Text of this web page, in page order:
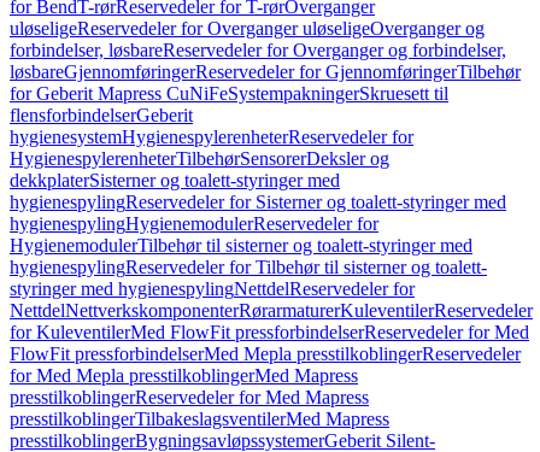
for BendT-rørReservedeler for T-rørOverganger
uløseligeReservedeler for Overganger uløseligeOverganger og
forbindelser, løsbareReservedeler for Overganger og forbindelser,
løsbareGjennomføringerReservedeler for GjennomføringerTilbehør
for Geberit Mapress CuNiFeSystempakningerSkruesett til
flensforbindelserGeberit
hygienesystemHygienespylerenheterReservedeler for
HygienespylerenheterTilbehørSensorerDeksler og
dekkplaterSisterner og toalett-styringer med
hygienespylingReservedeler for Sisterner og toalett-styringer med
hygienespylingHygienemodulerReservedeler for
HygienemodulerTilbehør til sisterner og toalett-styringer med
hygienespylingReservedeler for Tilbehør til sisterner og toalett-
styringer med hygienespylingNettdelReservedeler for
NettdelNettverkskomponenterRørarmaturerKuleventilerReservedeler
for KuleventilerMed FlowFit pressforbindelserReservedeler for Med
FlowFit pressforbindelserMed Mepla presstilkoblingerReservedeler
for Med Mepla presstilkoblingerMed Mapress
presstilkoblingerReservedeler for Med Mapress
presstilkoblingerTilbakeslagsventilerMed Mapress
presstilkoblingerBygningsavløpssystemerGeberit Silent-